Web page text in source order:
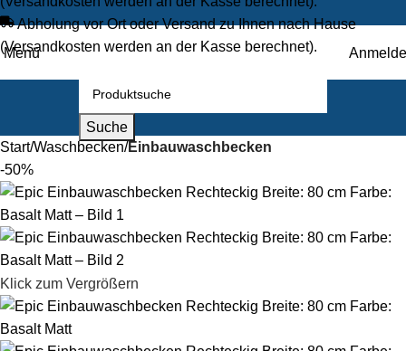
Abholung vor Ort oder Versand zu Ihnen nach Hause
(Versandkosten werden an der Kasse berechnet).
Menü
Suche
Start Waschbecken Einbauwaschbecken
-50%
Klick zum Vergrößern